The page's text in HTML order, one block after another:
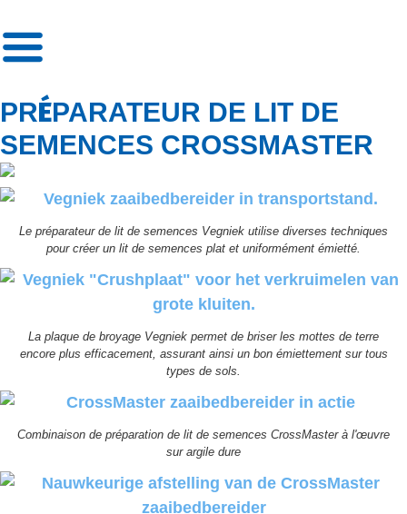
PRÉPARATEUR DE LIT DE
SEMENCES CROSSMASTER
Le préparateur de lit de semences Vegniek utilise diverses techniques
pour créer un lit de semences plat et uniformément émietté.
La plaque de broyage Vegniek permet de briser les mottes de terre
encore plus efficacement, assurant ainsi un bon émiettement sur tous
types de sols.
Combinaison de préparation de lit de semences CrossMaster à l'œuvre
sur argile dure